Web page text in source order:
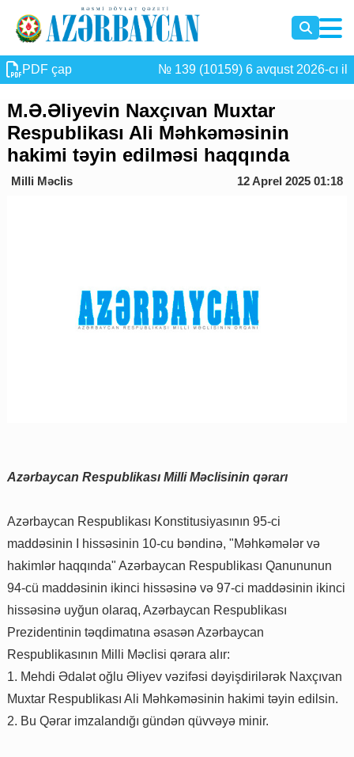
PDF çap № 139 (10159) 6 avqust 2026-cı il
M.Ə.Əliyevin Naxçıvan Muxtar
Respublikası Ali Məhkəməsinin
hakimi təyin edilməsi haqqında
Milli Məclis 12 Aprel 2025 01:18
Azərbaycan Respublikası Milli Məclisinin qərarı
Azərbaycan Respublikası Konstitusiyasının 95-ci
maddəsinin I hissəsinin 10-cu bəndinə, "Məhkəmələr və
hakimlər haqqında" Azərbaycan Respublikası Qanununun
94-cü maddəsinin ikinci hissəsinə və 97-ci maddəsinin ikinci
hissəsinə uyğun olaraq, Azərbaycan Respublikası
Prezidentinin təqdimatına əsasən Azərbaycan
Respublikasının Milli Məclisi qərara alır:
1. Mehdi Ədalət oğlu Əliyev vəzifəsi dəyişdirilərək Naxçıvan
Muxtar Respublikası Ali Məhkəməsinin hakimi təyin edilsin.
2. Bu Qərar imzalandığı gündən qüvvəyə minir.